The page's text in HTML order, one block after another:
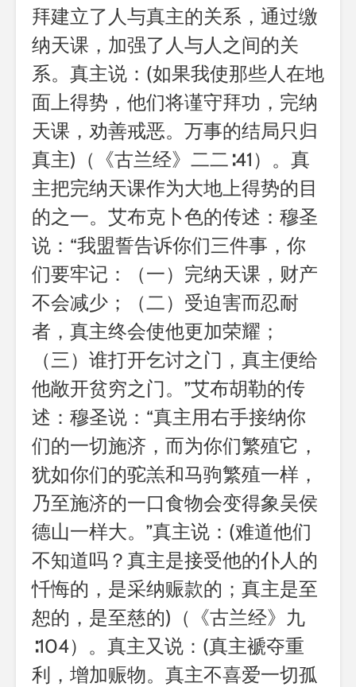
拜建立了人与真主的关系，通过缴
纳天课，加强了人与人之间的关
系。真主说：(如果我使那些人在地
面上得势，他们将谨守拜功，完纳
天课，劝善戒恶。万事的结局只归
真主)（《古兰经》二二∶41）。真
主把完纳天课作为大地上得势的目
的之一。艾布克卜色的传述：穆圣
说：“我盟誓告诉你们三件事，你
们要牢记：（一）完纳天课，财产
不会减少；（二）受迫害而忍耐
者，真主终会使他更加荣耀；
（三）谁打开乞讨之门，真主便给
他敞开贫穷之门。”艾布胡勒的传
述：穆圣说：“真主用右手接纳你
们的一切施济，而为你们繁殖它，
犹如你们的驼羔和马驹繁殖一样，
乃至施济的一口食物会变得象吴侯
德山一样大。”真主说：(难道他们
不知道吗？真主是接受他的仆人的
忏悔的，是采纳赈款的；真主是至
恕的，是至慈的)（《古兰经》九
∶104）。真主又说：(真主褫夺重
利，增加赈物。真主不喜爱一切孤